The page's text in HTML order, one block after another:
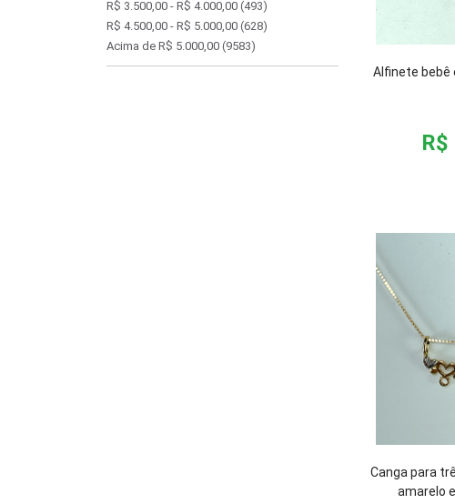
R$ 3.500,00 - R$ 4.000,00 (493)
R$ 4.500,00 - R$ 5.000,00 (628)
Acima de R$ 5.000,00 (9583)
Alfinete bebê
Canga para
amarelo